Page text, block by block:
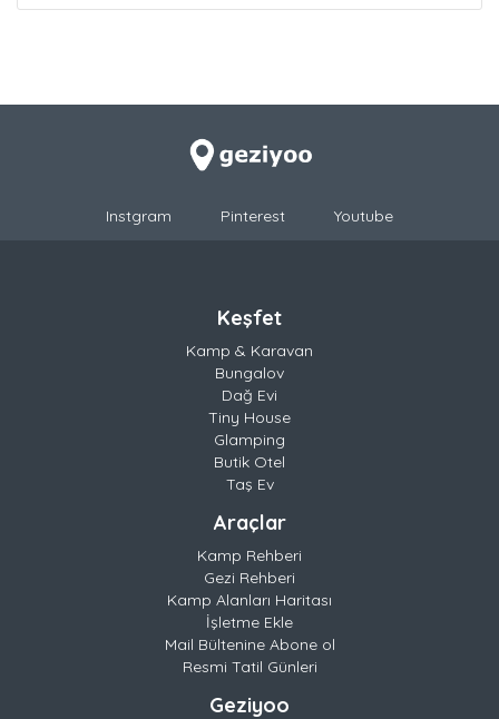
Instgram Pinterest Youtube
Keşfet
Kamp & Karavan
Bungalov
Dağ Evi
Tiny House
Glamping
Butik Otel
Taş Ev
Araçlar
Kamp Rehberi
Gezi Rehberi
Kamp Alanları Haritası
İşletme Ekle
Mail Bültenine Abone ol
Resmi Tatil Günleri
Geziyoo